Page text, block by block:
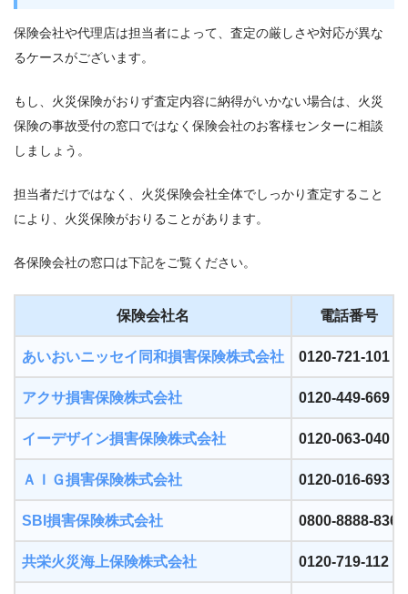
保険会社や代理店は担当者によって、査定の厳しさや対応が異な
るケースがございます。
もし、火災保険がおりず査定内容に納得がいかない場合は、火災
保険の事故受付の窓口ではなく保険会社のお客様センターに相談
しましょう。
担当者だけではなく、火災保険会社全体でしっかり査定すること
により、火災保険がおりることがあります。
各保険会社の窓口は下記をご覧ください。
保険会社名 電話番号
あいおいニッセイ同和損害保険株式会社 0120-721-101
アクサ損害保険株式会社 0120-449-669
イーデザイン損害保険株式会社 0120-063-040
ＡＩＧ損害保険株式会社 0120-016-693
SBI損害保険株式会社 0800-8888-836
共栄火災海上保険株式会社 0120-719-112